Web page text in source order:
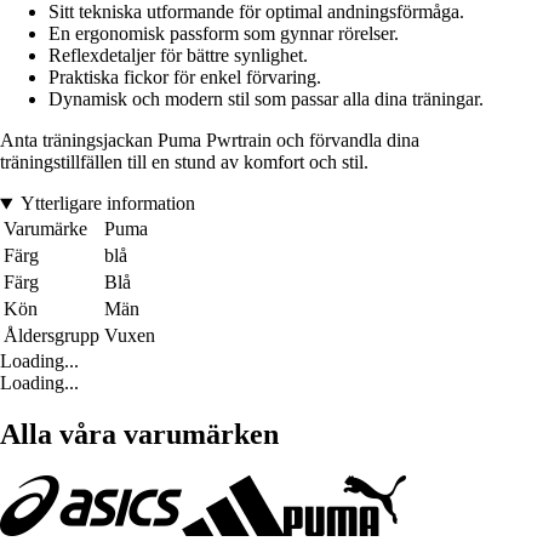
Sitt tekniska utformande för optimal andningsförmåga.
En ergonomisk passform som gynnar rörelser.
Reflexdetaljer för bättre synlighet.
Praktiska fickor för enkel förvaring.
Dynamisk och modern stil som passar alla dina träningar.
Anta träningsjackan Puma Pwrtrain och förvandla dina
träningstillfällen till en stund av komfort och stil.
Ytterligare information
Varumärke
Puma
Färg
blå
Färg
Blå
Kön
Män
Åldersgrupp Vuxen
Loading...
Loading...
Alla våra varumärken